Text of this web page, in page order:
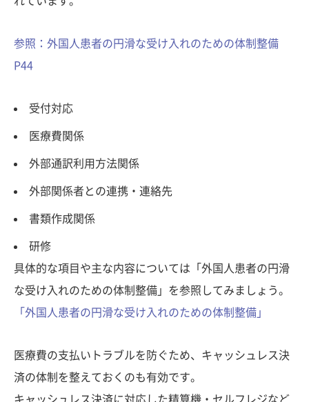
参照：外国人患者の円滑な受け入れのための体制整備
P44
受付対応
医療費関係
外部通訳利用方法関係
外部関係者との連携・連絡先
書類作成関係
研修
具体的な項目や主な内容については「外国人患者の円滑
な受け入れのための体制整備」を参照してみましょう。
「外国人患者の円滑な受け入れのための体制整備」
医療費の支払いトラブルを防ぐため、キャッシュレス決
済の体制を整えておくのも有効です。
キャッシュレス決済に対応した精算機・セルフレジなど